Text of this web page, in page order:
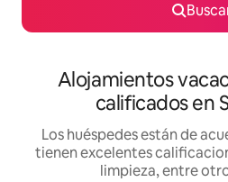
Alojamientos
calificados en
Los huéspedes están de
tienen excelentes
limpieza, entre